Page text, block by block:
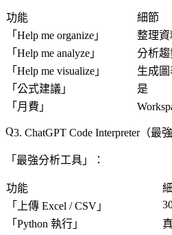
功能
細節
「 Help me organize 」
整理資
「 Help me analyze 」
分析趨
「 Help me visualize 」
生成圖
「 公式建議 」
是
「 月費 」
3. ChatGPT Code Interpreter（最強
「最強分析工具」：
功能
「
上傳 Excel / CSV 」
「 Python 執行 」